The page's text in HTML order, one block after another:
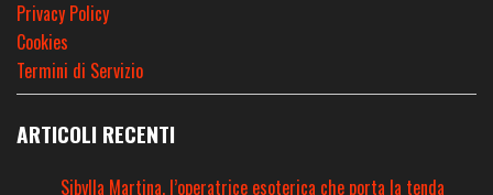
Privacy Policy
Cookies
Termini di Servizio
ARTICOLI RECENTI
Sibylla Martina, l’operatrice esoterica che porta la tenda